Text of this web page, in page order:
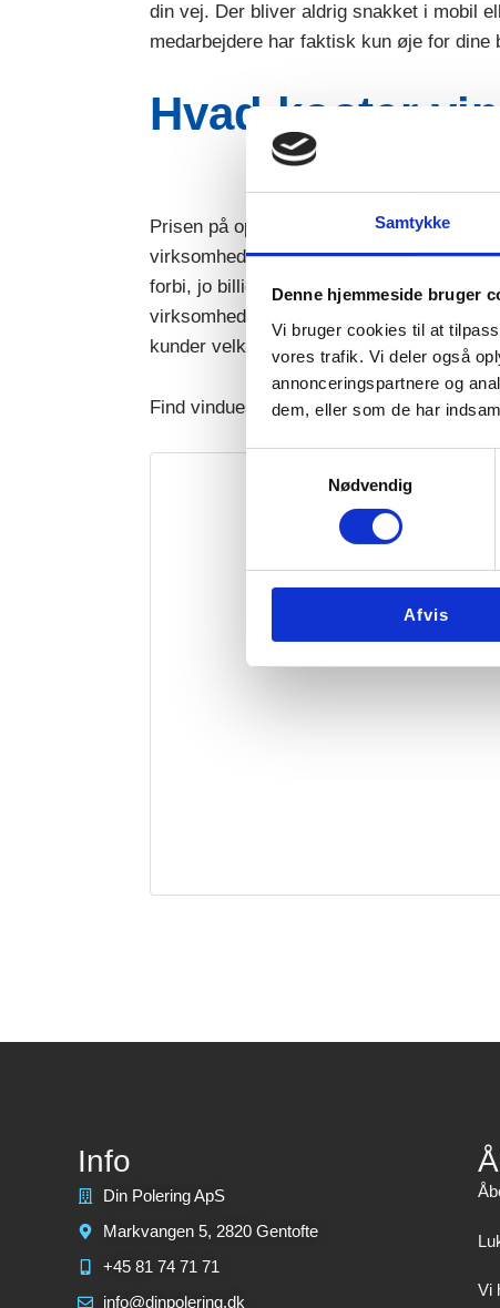
Samtykke
Denne hjemmeside bruger
Vi bruger cookies til at
vores trafik. Vi deler også
annonceringspartnere og
dem, eller som de har
Nødvendig
Afvis
din vej. Der bliver aldrig snakket i mobil
medarbejdere har faktisk kun øje for
Hvad koster
Prisen på opgaven er altid det store
virksomheder. Du kan altid få en god
forbi, jo billigere bliver det at få pudset
virksomheder sammensætter vi gerne en
kunder velkommen i indbydende
Find vinduespudser til Greve hos Din
Info
Din Polering ApS
Markvangen 5, 2820 Gentofte
+45 81 74 71 71
info@dinpolering.dk
Vi